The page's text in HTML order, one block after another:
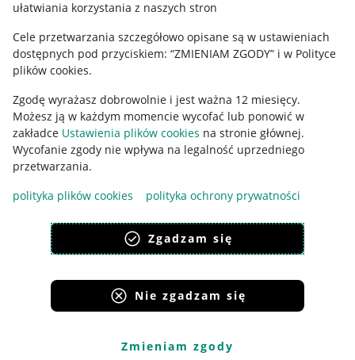
ułatwiania korzystania z naszych stron
Cele przetwarzania szczegółowo opisane są w ustawieniach
dostępnych pod przyciskiem: “ZMIENIAM ZGODY” i w Polityce
plików cookies.
Zgodę wyrażasz dobrowolnie i jest ważna 12 miesięcy.
Możesz ją w każdym momencie wycofać lub ponowić w
zakładce Ustawienia plików cookies na stronie głównej.
Wycofanie zgody nie wpływa na legalność uprzedniego
przetwarzania.
polityka plików cookies
polityka ochrony prywatności
Zgadzam się
Nie zgadzam się
Zmieniam zgody
Regulamin
Polityka plików "cookies"
Ustawienia plików "cookies"
Udostępnianie lokalizacji
Informacje dla Aktu o Usługach Cyfrowych
Pobierz aplikację